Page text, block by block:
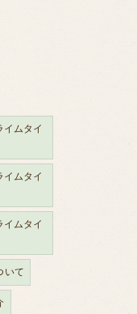
ムタイ
ムタイ
ムタイ
いて